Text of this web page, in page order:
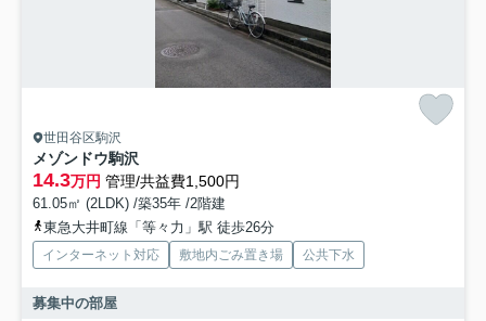
世田谷区駒沢
メゾンドウ駒沢
14.3万円 管理/共益費1,500円
61.05㎡ (2LDK) /築35年 /2階建
東急大井町線「等々力」駅 徒歩26分
インターネット対応 敷地内ごみ置き場 公共下水
募集中の部屋